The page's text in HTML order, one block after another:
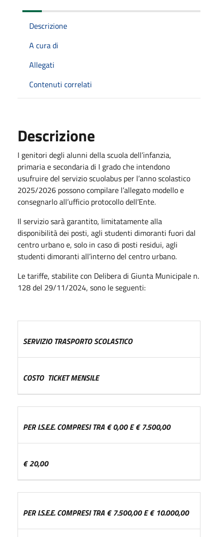
Descrizione
A cura di
Allegati
Contenuti correlati
Descrizione
I genitori degli alunni della scuola dell’infanzia,
primaria e secondaria di I grado che intendono
usufruire del servizio scuolabus per l’anno scolastico
2025/2026 possono compilare l’allegato modello e
consegnarlo all’ufficio protocollo dell’Ente.
Il servizio sarà garantito, limitatamente alla
disponibilità dei posti, agli studenti dimoranti fuori dal
centro urbano e, solo in caso di posti residui, agli
studenti dimoranti all’interno del centro urbano.
Le tariffe, stabilite con Delibera di Giunta Municipale n.
128 del 29/11/2024, sono le seguenti:
SERVIZIO TRASPORTO SCOLASTICO
COSTO TICKET MENSILE
PER I.S.E.E. COMPRESI TRA € 0,00 E € 7.500,00
€ 20,00
PER I.S.E.E. COMPRESI TRA € 7.500,00 E € 10.000,00